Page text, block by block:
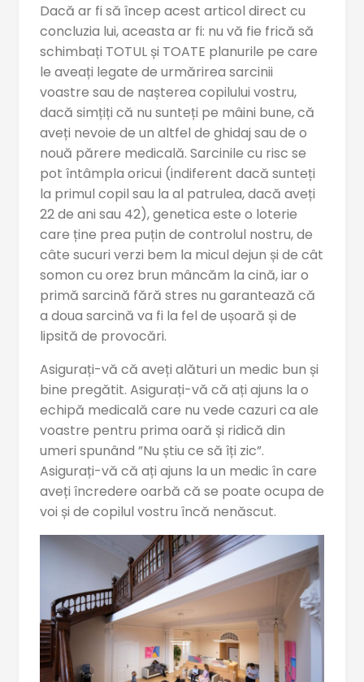
Dacă ar fi să încep acest articol direct cu
concluzia lui, aceasta ar fi: nu vă fie frică să
schimbați TOTUL și TOATE planurile pe care
le aveați legate de urmărirea sarcinii
voastre sau de nașterea copilului vostru,
dacă simțiți că nu sunteți pe mâini bune, că
aveți nevoie de un altfel de ghidaj sau de o
nouă părere medicală. Sarcinile cu risc se
pot întâmpla oricui (indiferent dacă sunteți
la primul copil sau la al patrulea, dacă aveți
22 de ani sau 42), genetica este o loterie
care ține prea puțin de controlul nostru, de
câte sucuri verzi bem la micul dejun și de cât
somon cu orez brun mâncăm la cină, iar o
primă sarcină fără stres nu garantează că
a doua sarcină va fi la fel de ușoară și de
lipsită de provocări.
Asigurați-vă că aveți alături un medic bun și
bine pregătit. Asigurați-vă că ați ajuns la o
echipă medicală care nu vede cazuri ca ale
voastre pentru prima oară și ridică din
umeri spunând ”Nu știu ce să îți zic”.
Asigurați-vă că ați ajuns la un medic în care
aveți încredere oarbă că se poate ocupa de
voi și de copilul vostru încă nenăscut.